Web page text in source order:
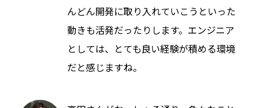
んどん開発に取り入れていこうといった
動きも活発だったりします。エンジニア
としては、とても良い経験が積める環境
だと感じますね。